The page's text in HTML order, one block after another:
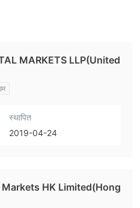
MARKETS LLP(United
स्थापित
2019-04-24
HK Limited(Hong